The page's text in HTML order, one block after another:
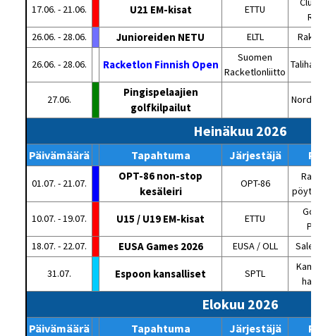
17.06. - 21.06. U21 EM-kisat ETTU
26.06. - 28.06.
Junioreiden NETU ELTL
26.06. - 28.06. Racketlon Finnish Open
Suomen
Racketlonliitto
27.06.
Pingispelaajien
golfkilpailut
Heinäkuu 2026
Päivämäärä Tapahtuma Järjestäjä
01.07. - 21.07.
OPT-86 non-stop
kesäleiri
OPT-86
10.07. - 19.07. U15 / U19 EM-kisat ETTU
18.07. - 22.07.
EUSA Games 2026 EUSA / OLL
31.07. Espoon kansalliset SPTL
Elokuu 2026
Päivämäärä Tapahtuma Järjestäjä